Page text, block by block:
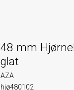
48 mm
glat
AZA
hjø480102